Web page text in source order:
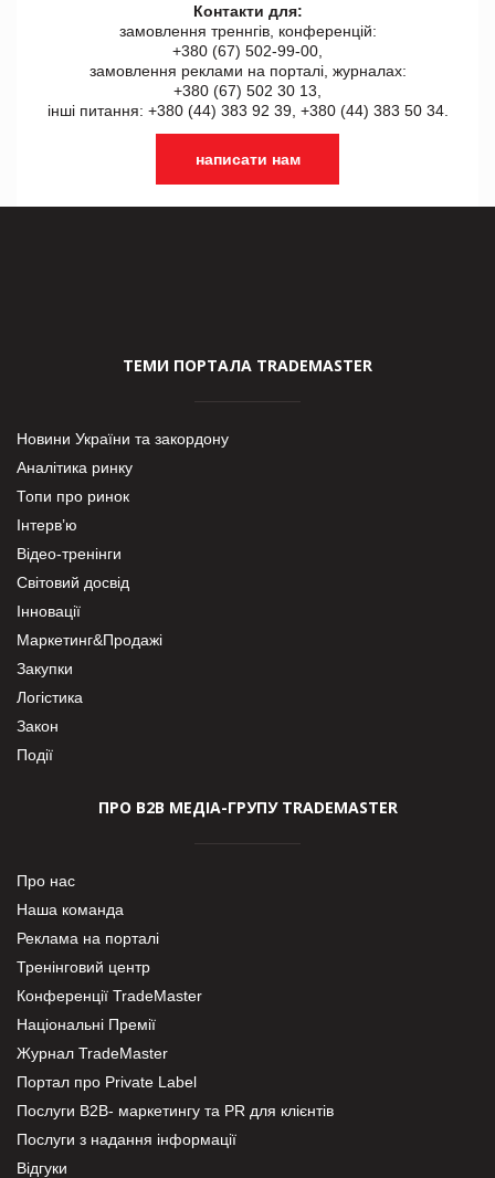
Контакти для:
замовлення треннгів, конференцій:
+380 (67) 502-99-00,
замовлення реклами на порталі, журналах:
+380 (67) 502 30 13,
інші питання: +380 (44) 383 92 39, +380 (44) 383 50 34.
написати нам
ТЕМИ ПОРТАЛА TRADEMASTER
Новини України та закордону
Аналітика ринку
Топи про ринок
Інтерв’ю
Відео-тренінги
Світовий досвід
Інновації
Маркетинг&Продажі
Закупки
Логістика
Закон
Події
ПРО В2В МЕДІА-ГРУПУ TRADEMASTER
Про нас
Наша команда
Реклама на порталі
Тренінговий центр
Конференції TradeMaster
Національні Премії
Журнал TradeMaster
Портал про Private Label
Послуги В2В- маркетингу та PR для клієнтів
Послуги з надання інформації
Відгуки